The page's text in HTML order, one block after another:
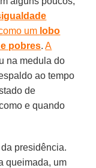
um lobo
pobres.A
na medula do
ao tempo
de
e quando
presidência.
queimada, um